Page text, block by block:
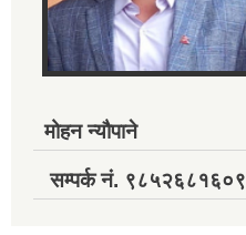
मोहन न्यौपाने
सम्पर्क नं. ९८५२६८१६०९